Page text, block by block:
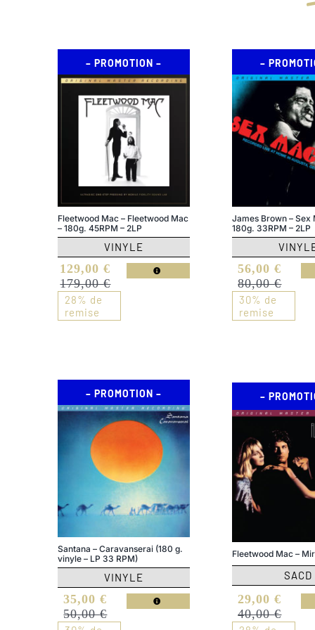
– PROMOTION –
Fleetwood Mac – Fleetwood Mac
– 180g. 45RPM – 2LP
VINYLE
179,00€
Le
prix
initial
était :
129,00€
Le
prix
actuel
est :
28% de
remise
–
James Brown – Sex
180g. 33RPM – 2LP
80,00€
Le
prix
initial
était :
56,00€
Le
prix
actuel
est :
30% de
remise
– PROMOTION –
Santana – Caravanserai (180 g.
vinyle – LP 33 RPM)
VINYLE
50,00€
Le
prix
35,00€
Le
prix
–
Fleetwood Mac –
SACD
40,00€
Le
prix
29,00€
Le
prix